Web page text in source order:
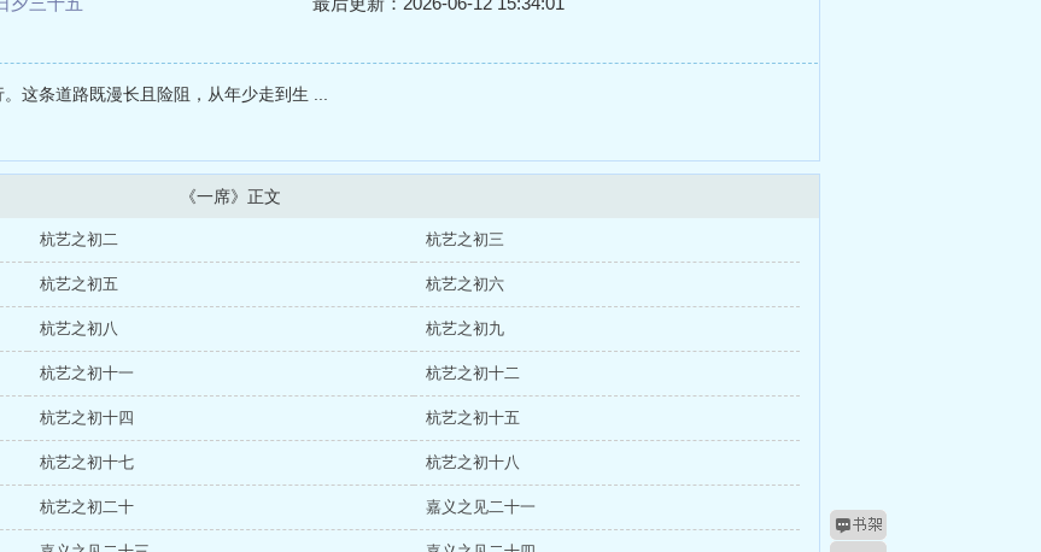
这条道路既漫长且险阻，从年少走到生 ...
《一席》正文
杭艺之初二 杭艺之初三
杭艺之初五 杭艺之初六
杭艺之初八 杭艺之初九
杭艺之初十一 杭艺之初十二
杭艺之初十四 杭艺之初十五
杭艺之初十七 杭艺之初十八
杭艺之初二十 嘉义之见二十一